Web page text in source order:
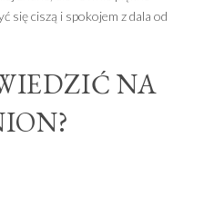
się ciszą i spokojem z dala od
NA